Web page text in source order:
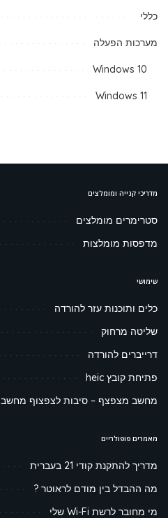
כללי
מערכות הפעלה
Windows 10
Windows 11
מדריכי קנייה ומומלצים
סטרימרים מומלצים
מדפסות מומלצות
שימושי
כלים ותוכנות עזר להורדה
שליטה מרחוק
דרייברים להורדה
פתיחת קובץ heic
מחשב מצפצף – סיבות לצפצוף מחשב
מאמרים פופולריים
מדריך להתקנת קודי 21 בעברית
מה ההבדל בין מודם לראוטר ?
מי מחובר לרשת Wi-Fi שלי